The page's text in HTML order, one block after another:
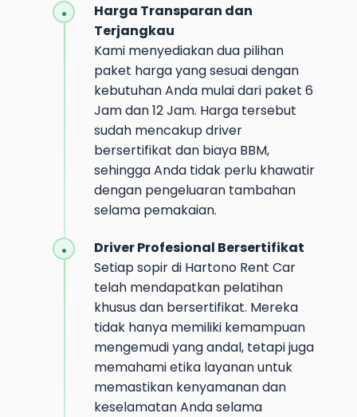
Harga Transparan dan
Terjangkau
Kami menyediakan dua pilihan
paket harga yang sesuai dengan
kebutuhan Anda mulai dari paket 6
Jam dan 12 Jam. Harga tersebut
sudah mencakup driver
bersertifikat dan biaya BBM,
sehingga Anda tidak perlu khawatir
dengan pengeluaran tambahan
selama pemakaian.
Driver Profesional Bersertifikat
Setiap sopir di Hartono Rent Car
telah mendapatkan pelatihan
khusus dan bersertifikat. Mereka
tidak hanya memiliki kemampuan
mengemudi yang andal, tetapi juga
memahami etika layanan untuk
memastikan kenyamanan dan
keselamatan Anda selama